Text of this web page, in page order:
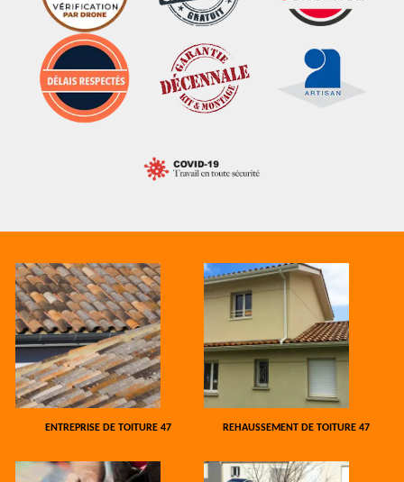
ENTREPRISE DE TOITURE 47 REHAUSSEMENT DE TOITURE 47